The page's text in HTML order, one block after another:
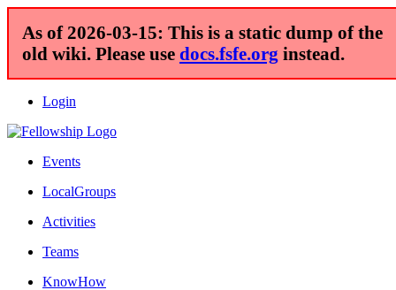
As of 2026-03-15: This is a static dump of the
old wiki. Please use docs.fsfe.org instead.
Login
Events
LocalGroups
Activities
Teams
KnowHow